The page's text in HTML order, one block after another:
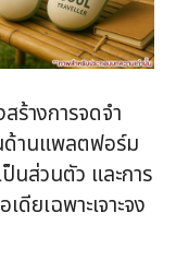
ร้างการจดจำ
ด้านแพลตฟอร์ม
นส่วนตัว และการ
ดียเฉพาะเจาะจง